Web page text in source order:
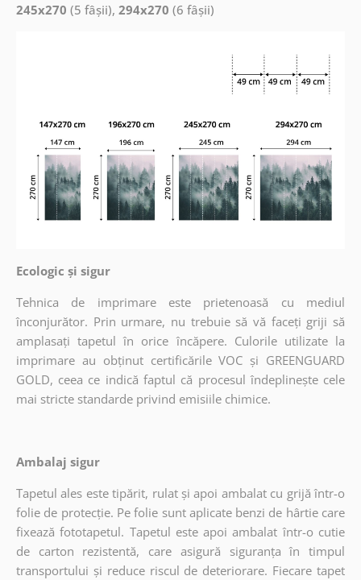
245x270 (5 fâșii), 294x270 (6 fâșii)
Ecologic și sigur
Tehnica de imprimare este prietenoasă cu mediul
înconjurător. Prin urmare, nu trebuie să vă faceți griji să
amplasați tapetul în orice încăpere. Culorile utilizate la
imprimare au obținut certificările VOC și GREENGUARD
GOLD, ceea ce indică faptul că procesul îndeplinește cele
mai stricte standarde privind emisiile chimice.
Ambalaj sigur
Tapetul ales este tipărit, rulat și apoi ambalat cu grijă într-o
folie de protecție. Pe folie sunt aplicate benzi de hârtie care
fixează fototapetul. Tapetul este apoi ambalat într-o cutie
de carton rezistentă, care asigură siguranța în timpul
transportului și reduce riscul de deteriorare. Fiecare tapet